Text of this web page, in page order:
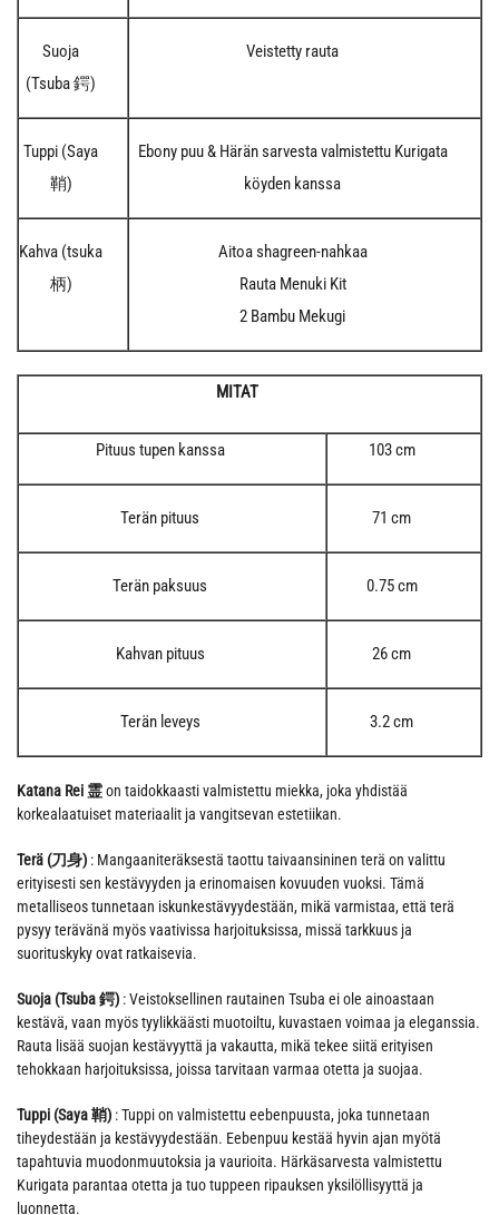
Suoja
(Tsuba 鍔)
Veistetty rauta
Tuppi (Saya
鞘)
Ebony puu & Härän sarvesta valmistettu Kurigata
köyden kanssa
Kahva (tsuka
柄)
Aitoa shagreen-nahkaa
Rauta Menuki Kit
2 Bambu Mekugi
MITAT
Pituus tupen kanssa 103 cm
Terän pituus 71 cm
Terän paksuus 0.75 cm
Kahvan pituus 26 cm
Terän leveys 3.2 cm
Katana Rei 霊on taidokkaasti valmistettu miekka, joka yhdistää
korkealaatuiset materiaalit ja vangitsevan estetiikan.
Terä (刀身) : Mangaaniteräksestä taottu taivaansininen terä on valittu
erityisesti sen kestävyyden ja erinomaisen kovuuden vuoksi. Tämä
metalliseos tunnetaan iskunkestävyydestään, mikä varmistaa, että terä
pysyy terävänä myös vaativissa harjoituksissa, missä tarkkuus ja
suorituskyky ovat ratkaisevia.
Suoja (Tsuba 鍔) : Veistoksellinen rautainen Tsuba ei ole ainoastaan
kestävä, vaan myös tyylikkäästi muotoiltu, kuvastaen voimaa ja eleganssia.
Rauta lisää suojan kestävyyttä ja vakautta, mikä tekee siitä erityisen
tehokkaan harjoituksissa, joissa tarvitaan varmaa otetta ja suojaa.
Tuppi (Saya 鞘) : Tuppi on valmistettu eebenpuusta, joka tunnetaan
tiheydestään ja kestävyydestään. Eebenpuu kestää hyvin ajan myötä
tapahtuvia muodonmuutoksia ja vaurioita. Härkäsarvesta valmistettu
Kurigata parantaa otetta ja tuo tuppeen ripauksen yksilöllisyyttä ja
luonnetta.